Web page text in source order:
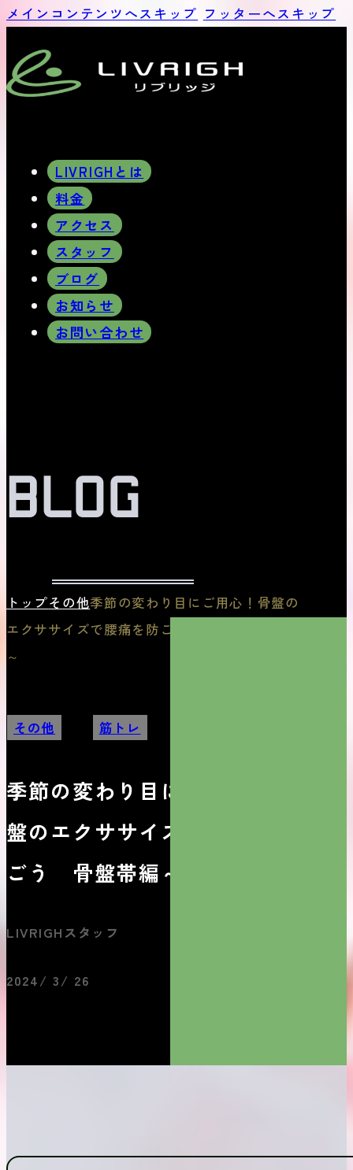
メインコンテンツへスキップ フッターへスキップ
LIVRIGHとは
料金
アクセス
スタッフ
ブログ
お知らせ
お問い合わせ
BLOG
トップその他季節の変わり目にご用心！骨盤の
エクササイズで腰痛を防ごう 骨盤帯編～part3
～
その他 筋トレ
季節の変わり目にご用心！骨
盤のエクササイズで腰痛を防
ごう 骨盤帯編～PART3～
LIVRIGHスタッフ
2024/ 3/ 26